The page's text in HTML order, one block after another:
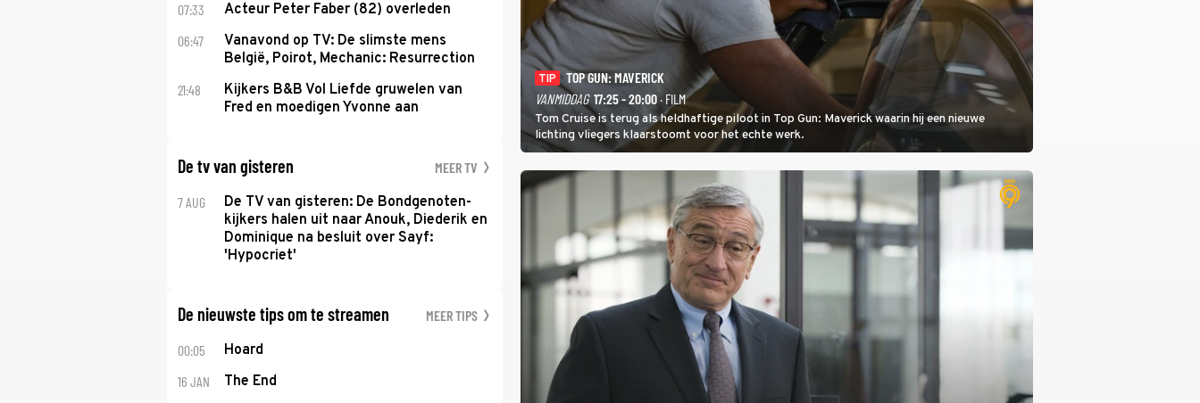
07:33 Acteur Peter Faber (82) overleden
06:47
Vanavond op TV: De slimste mens
België, Poirot, Mechanic: Resurrection
21:48
Kijkers B&B Vol Liefde gruwelen van
Fred en moedigen Yvonne aan
De tv van gisteren MEER TV
7 AUG
De TV van gisteren: De Bondgenoten-
kijkers halen uit naar Anouk, Diederik en
Dominique na besluit over Sayf:
'Hypocriet'
De nieuwste tips om te streamen MEER TIPS
00:05 Hoard
16 JAN The End
TIP
TOP GUN: MAVERICK
VANMIDDAG 17:25 - 20:00· FILM
Tom Cruise is terug als heldhaftige piloot in Top Gun: Maverick waarin hij een nieuwe
lichting vliegers klaarstoomt voor het echte werk.